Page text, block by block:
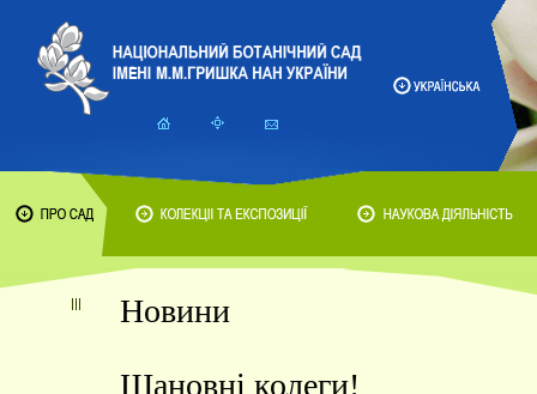
Новини
Шановні колеги!